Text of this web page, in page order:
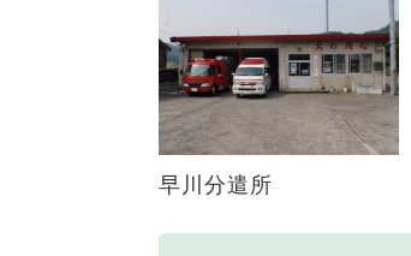
早川分遣所